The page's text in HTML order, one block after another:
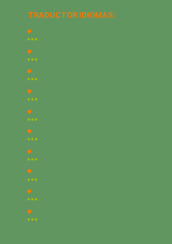
TRADUCTOR IDIOMAS: